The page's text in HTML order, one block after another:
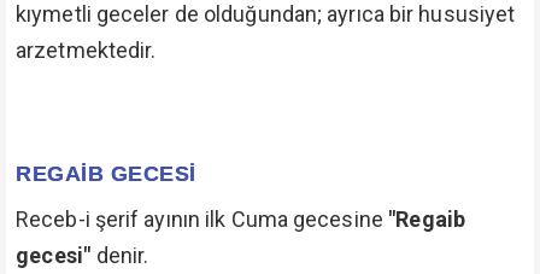
kıymetli geceler de olduğundan; ayrıca bir hususiyet
arzetmektedir.
REGAİB GECESİ
Receb-i şerif ayının ilk Cuma gecesine "Regaib
gecesi" denir.